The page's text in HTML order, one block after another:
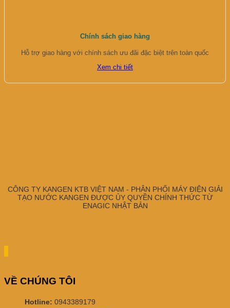
Chính sách giao hàng
Hỗ trợ giao hàng với chính sách ưu đãi đặc biệt trên toàn quốc
Xem chi tiết
CÔNG TY KANGEN KTB VIỆT NAM - PHÂN PHỐI MÁY ĐIỆN GIẢI
TẠO NƯỚC KANGEN ĐƯỢC ỦY QUYỀN CHÍNH THỨC TỪ
ENAGIC NHẬT BẢN
VỀ CHÚNG TÔI
Hotline: 0943389179